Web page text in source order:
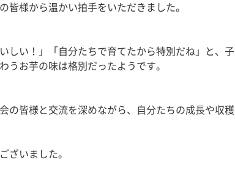
様から温かい拍手をいただきました。
しい！」「自分たちで育てたから特別だね」と、子
お芋の味は格別だったようです。
の皆様と交流を深めながら、自分たちの成長や収穫
ざいました。